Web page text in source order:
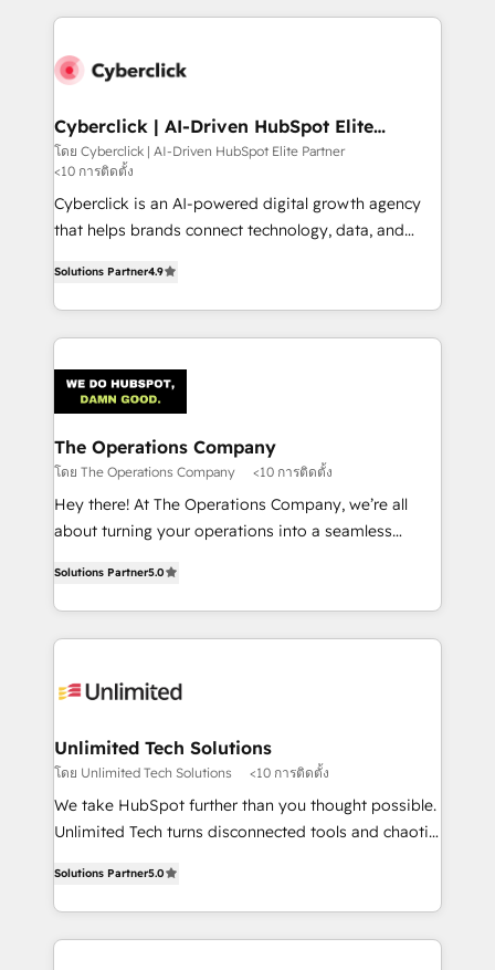
maximize profitability and adapt to your goals.
website, or build your new one.
Cyberclick | AI-Driven HubSpot Elite
Partner
โดย Cyberclick | AI-Driven HubSpot Elite Partner
<10 การติดตั้ง
Cyberclick is an AI-powered digital growth agency
that helps brands connect technology, data, and
Barcelona and operating across Spain, LATAM, and
the UK, we support global companies in building
smarter marketing, sales, and customer success
Iberia (Spain & Portugal), we combine human insight
with intelligent automation to drive sustainable
growth. Our multidisciplinary team designs solutions
that simplify complexity, boost performance, and
turn innovation into real impact. 🌍 Highlights •
HubSpot Partner since 2012 • 2022 EMEA Impact
projects • Clients in 30+ industries • Proprietary
technology for integrations • Multilingual team:
Solutions Partner4.9
The Operations Company
โดย The Operations Company <10 การติดตั้ง
Hey there! At The Operations Company, we’re all
about turning your operations into a seamless
transforming complex systems into efficient,
scalable solutions that work across your entire
organization. We’re a unique blend of deep HubSpot
operational know-how. We know that no two
solutions. Instead, we dive in to understand your
needs, goals, and challenges to deliver solutions that
fit like a glove. We’re committed to being both
highly effective and fun to work with. We believe in
relationships. Your success is our success, and we’re
all in this together! From startup to enterprise, we’ll
Solutions Partner5.0
Unlimited Tech Solutions
โดย Unlimited Tech Solutions <10 การติดตั้ง
We take HubSpot further than you thought possible.
Unlimited Tech turns disconnected tools and chaotic
engine. We combine RevOps strategy with deep
technical execution to help teams scale faster—with
cleaner data, smarter automation, and more
Solutions Partner5.0